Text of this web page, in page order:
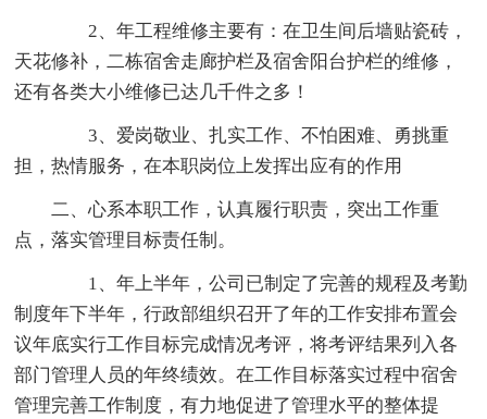
2、年工程维修主要有：在卫生间后墙贴瓷砖，
天花修补，二栋宿舍走廊护栏及宿舍阳台护栏的维修，
还有各类大小维修已达几千件之多！
3、爱岗敬业、扎实工作、不怕困难、勇挑重
担，热情服务，在本职岗位上发挥出应有的作用
二、心系本职工作，认真履行职责，突出工作重
点，落实管理目标责任制。
1、年上半年，公司已制定了完善的规程及考勤
制度年下半年，行政部组织召开了年的工作安排布置会
议年底实行工作目标完成情况考评，将考评结果列入各
部门管理人员的年终绩效。在工作目标落实过程中宿舍
管理完善工作制度，有力地促进了管理水平的整体提